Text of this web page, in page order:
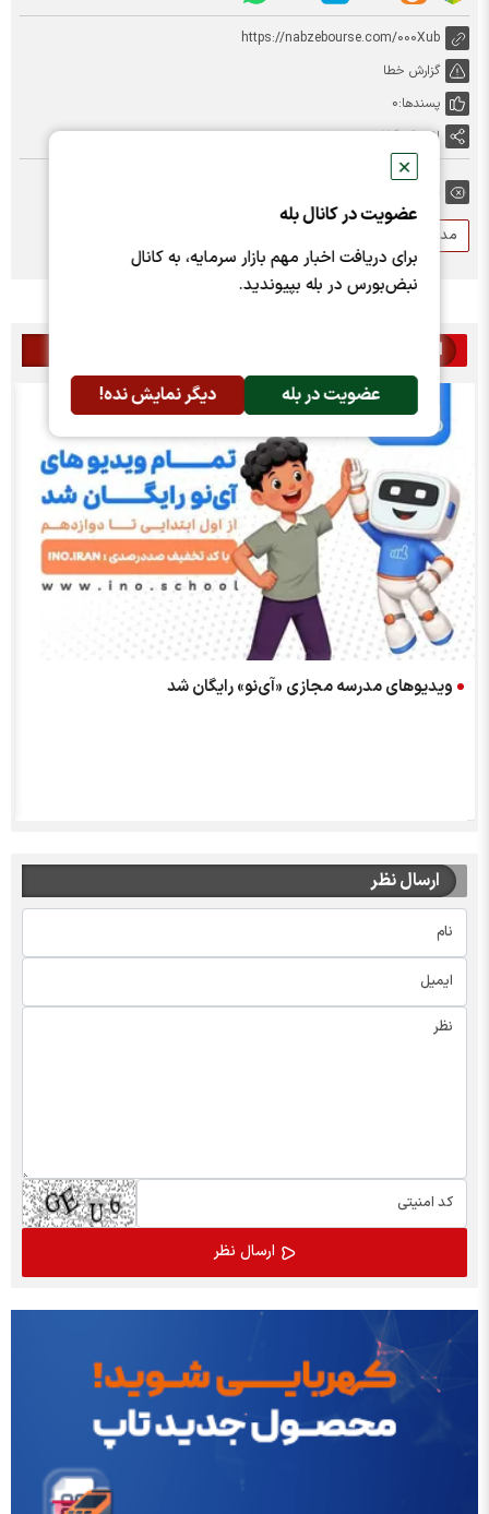
✕
عضویت در کانال بله
برای دریافت اخبار مهم بازار سرمایه، به کانال
نبض‌بورس در بله بپیوندید.
عضویت در بله دیگر نمایش نده!
https://nabzebourse.com/000Xub
گزارش خطا
پسندها:0
اشتراک گذاری
مدارس
اخبار مرتبط
ویدیوهای مدرسه مجازی «آی‌نو» رایگان شد
ارسال نظر